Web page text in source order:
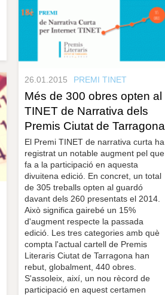
26.01.2015 PREMI TINET
Més de 300 obres opten al
TINET de Narrativa dels
Premis Ciutat de Tarragona
El Premi TINET de narrativa curta ha
registrat un notable augment pel que
fa a la participació en aquesta
divuitena edició. En concret, un total
de 305 treballs opten al guardó
davant dels 260 presentats el 2014.
Això significa gairebé un 15%
d'augment respecte la passada
edició. Les tres categories amb què
compta l'actual cartell de Premis
Literaris Ciutat de Tarragona han
rebut, globalment, 440 obres.
S'assoleix, així, un nou rècord de
participació en aquest certamen